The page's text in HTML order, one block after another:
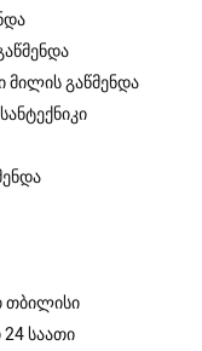
მილის გაწმენდა
თბილისი
24 საათი